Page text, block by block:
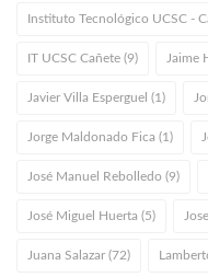
Instituto Tecnológico UCSC -
IT UCSC Cañete (9) Jaime
Javier Villa Esperguel (1)
Jorge Maldonado Fica (1)
José Manuel Rebolledo (9)
José Miguel Huerta (5)
Juana Salazar (72)